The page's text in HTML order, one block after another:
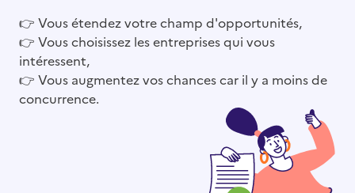
👉 Vous étendez votre champ d'opportunités,
👉 Vous choisissez les entreprises qui vous
intéressent,
👉 Vous augmentez vos chances car il y a moins de
concurrence.